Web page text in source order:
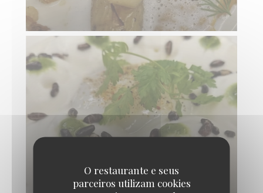
O restaurante e seus
parceiros utilizam cookies